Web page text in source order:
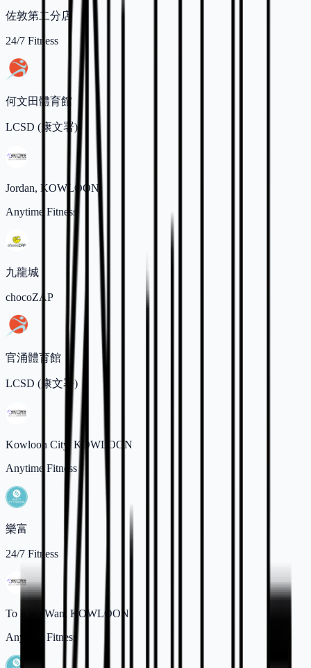
佐敦第二分店
24/7 Fitness
何文田體育館
LCSD (康文署)
Jordan, KOWLOON
Anytime Fitness
九龍城
chocoZAP
官涌體育館
LCSD (康文署)
Kowloon City, KOWLOON
Anytime Fitness
樂富
24/7 Fitness
To Kwa Wan, KOWLOON
Anytime Fitness